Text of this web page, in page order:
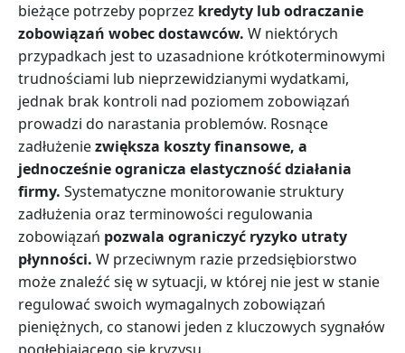
bieżące potrzeby poprzez kredyty lub odraczanie
zobowiązań wobec dostawców. W niektórych
przypadkach jest to uzasadnione krótkoterminowymi
trudnościami lub nieprzewidzianymi wydatkami,
jednak brak kontroli nad poziomem zobowiązań
prowadzi do narastania problemów. Rosnące
zadłużeniezwiększa koszty finansowe, a
jednocześnie ogranicza elastyczność działania
firmy. Systematyczne monitorowanie struktury
zadłużenia oraz terminowości regulowania
zobowiązań pozwala ograniczyć ryzyko utraty
płynności. W przeciwnym razie przedsiębiorstwo
może znaleźć się w sytuacji, w której nie jest w stanie
regulować swoich wymagalnych zobowiązań
pieniężnych, co stanowi jeden z kluczowych sygnałów